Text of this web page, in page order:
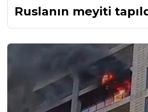
Ruslanın meyiti